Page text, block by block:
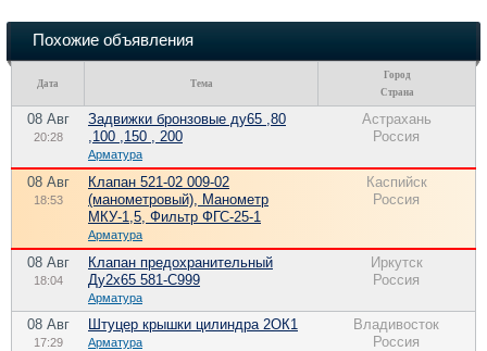
Похожие объявления
Дата Тема
Город
Страна
08 Авг
20:28
Задвижки бронзовые ду65 ,80
,100 ,150 , 200
Арматура
Астрахань
Россия
08 Авг
18:53
Клапан 521-02 009-02
(манометровый), Манометр
МКУ-1,5, Фильтр ФГС-25-1
Арматура
Каспийск
Россия
08 Авг
18:04
Клапан предохранительный
Ду2х65 581-С999
Арматура
Иркутск
Россия
08 Авг
17:29
Штуцер крышки цилиндра 2ОК1
Арматура
Владивосток
Россия